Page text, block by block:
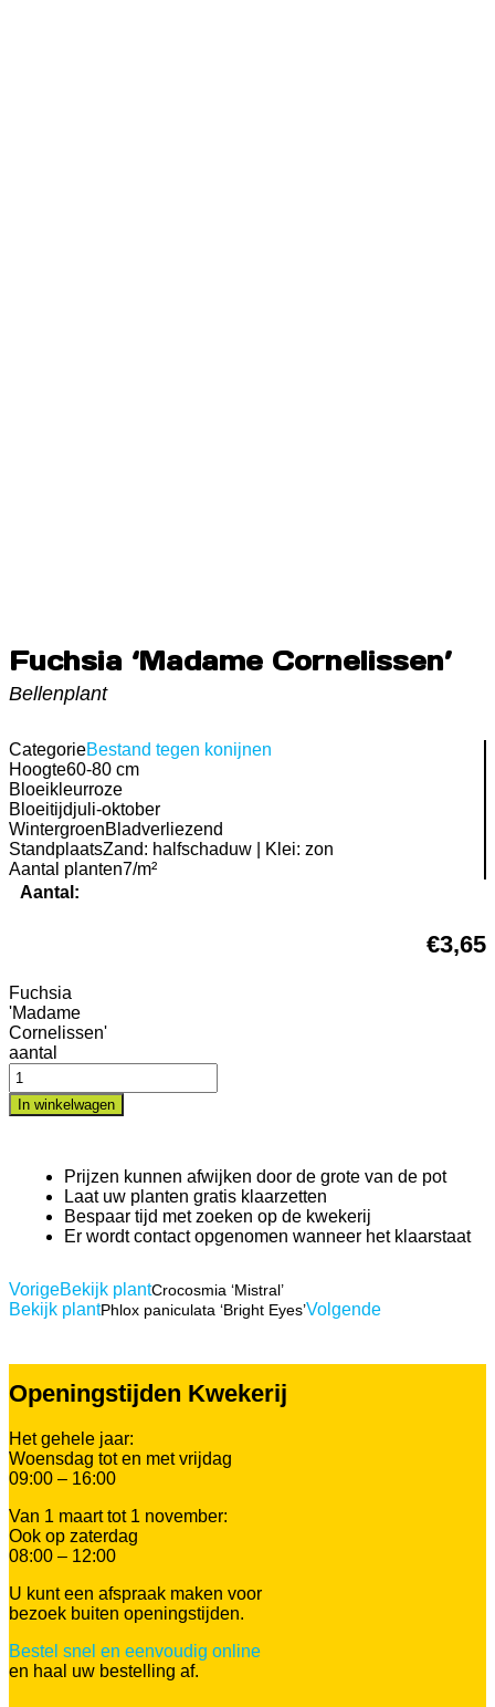
Fuchsia ‘Madame Cornelissen’
Bellenplant
CategorieBestand tegen konijnen
Hoogte60-80 cm
Bloeikleurroze
Bloeitijdjuli-oktober
WintergroenBladverliezend
StandplaatsZand: halfschaduw | Klei: zon
Aantal planten7/m²
Aantal:
€3,65
Fuchsia
'Madame
Cornelissen'
aantal
In winkelwagen
Prijzen kunnen afwijken door de grote van de pot
Laat uw planten gratis klaarzetten
Bespaar tijd met zoeken op de kwekerij
Er wordt contact opgenomen wanneer het klaarstaat
VorigeBekijk plantCrocosmia ‘Mistral’
Bekijk plantPhlox paniculata ‘Bright Eyes’Volgende
Openingstijden Kwekerij
Het gehele jaar:
Woensdag tot en met vrijdag
09:00 – 16:00
Van 1 maart tot 1 november:
Ook op zaterdag
08:00 – 12:00
U kunt een afspraak maken voor
bezoek buiten openingstijden.
Bestel snel en eenvoudig online
en haal uw bestelling af.